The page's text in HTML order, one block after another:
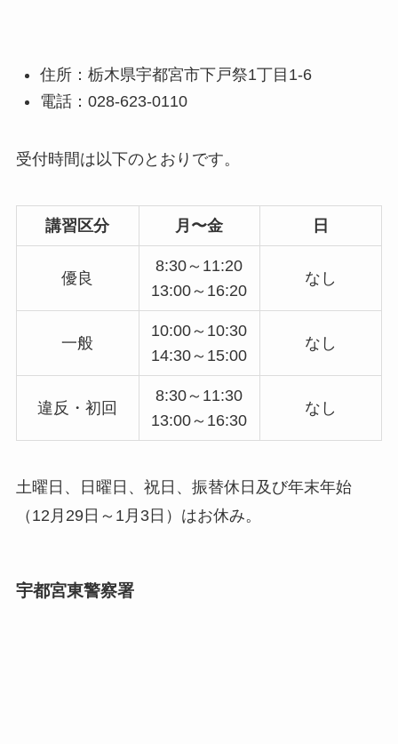
住所：栃木県宇都宮市下戸祭1丁目1-6
電話：028-623-0110
受付時間は以下のとおりです。
講習区分 月〜金 日
優良
8:30～11:20
13:00～16:20
なし
一般
10:00～10:30
14:30～15:00
なし
違反・初回
8:30～11:30
13:00～16:30
なし
土曜日、日曜日、祝日、振替休日及び年末年始
（12月29日～1月3日）はお休み。
宇都宮東警察署